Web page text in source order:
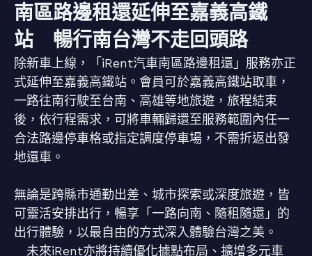
南區路邊租還延伸至嘉義高鐵
站 暢行南台灣不走回頭路
除新車上線，「iRent汽車南區路邊租還」服務亦正
式延伸至嘉義高鐵站。會員可於嘉義高鐵站取車，
一路往南行駛至台南、高雄等地旅遊，旅程結束
後，依行程需求，可將車輛歸還至服務範圍內任一
合法路邊停車格或指定調度停車場，不需折返出發
地還車。
無論是跨縣市通勤出差、城市探索或深度旅遊，皆
可靈活安排出行，暢享「一路向南、隨租隨還」的
出行體驗，以最自由的方式深入體驗台灣之美。
未來iRent亦將持續優化據點布局、擴增多元車